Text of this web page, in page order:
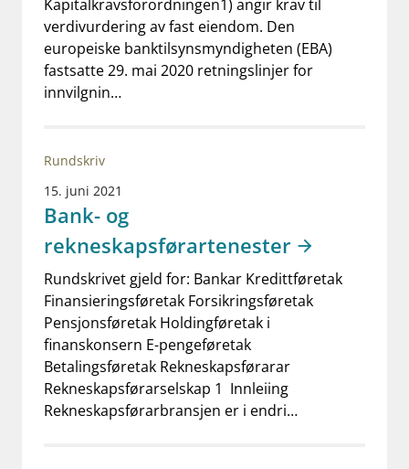
Kapitalkravsforordningen1) angir krav til
verdivurdering av fast eiendom. Den
europeiske banktilsynsmyndigheten (EBA)
fastsatte 29. mai 2020 retningslinjer for
innvilgnin…
Rundskriv
15. juni 2021
Bank- og
rekneskapsførartenester
Rundskrivet gjeld for: Bankar Kredittføretak
Finansieringsføretak Forsikringsføretak
Pensjonsføretak Holdingføretak i
finanskonsern E-pengeføretak
Betalingsføretak Rekneskapsførarar
Rekneskapsførarselskap 1 Innleiing
Rekneskapsførarbransjen er i endri…